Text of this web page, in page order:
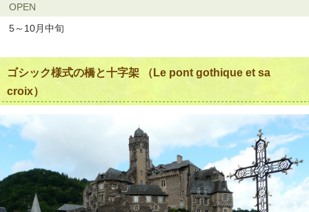
OPEN
5～10月中旬
ゴシック様式の橋と十字架 （Le pont gothique et sa
croix）